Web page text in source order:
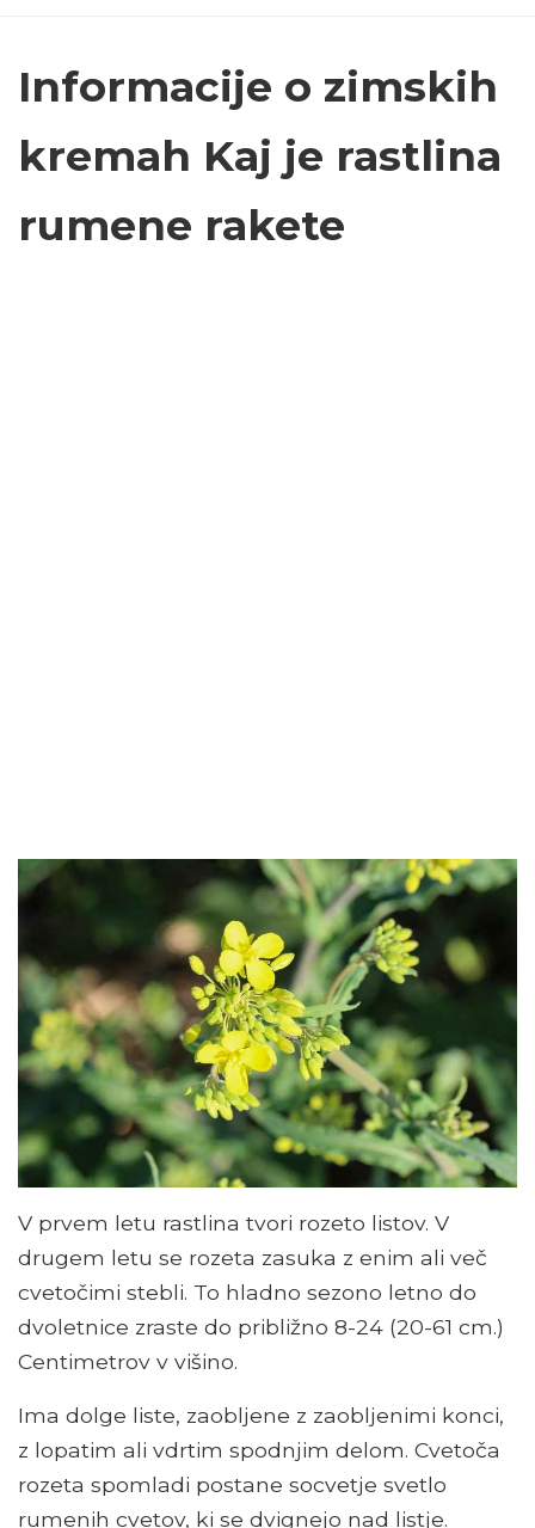
Informacije o zimskih
kremah Kaj je rastlina
rumene rakete
V prvem letu rastlina tvori rozeto listov. V
drugem letu se rozeta zasuka z enim ali več
cvetočimi stebli. To hladno sezono letno do
dvoletnice zraste do približno 8-24 (20-61 cm.)
Centimetrov v višino.
Ima dolge liste, zaobljene z zaobljenimi konci,
z lopatim ali vdrtim spodnjim delom. Cvetoča
rozeta spomladi postane socvetje svetlo
rumenih cvetov, ki se dvignejo nad listje.